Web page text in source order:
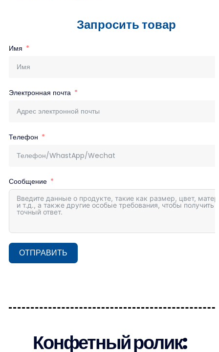
Запросить товар
Имя
Электронная почта
Телефон
Сообщение
ОТПРАВИТЬ
Конфетный ролик: